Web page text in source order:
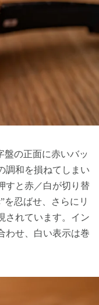
の正面に赤いバッ
調和を損ねてしまい
すと赤／白が切り替
を忍ばせ、さらにリ
されています。イン
わせ、白い表示は巻